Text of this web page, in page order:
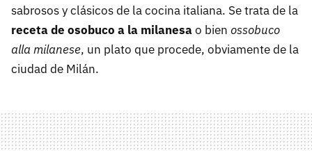
sabrosos y clásicos de la cocina italiana. Se trata de la
receta de osobuco a la milanesao bien ossobuco
alla milanese, un plato que procede, obviamente de la
ciudad de Milán.